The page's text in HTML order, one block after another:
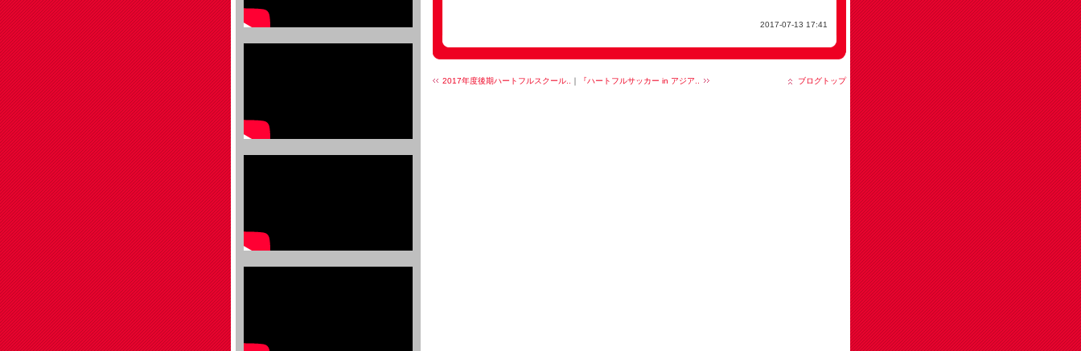
2017-07-13 17:41
2017年度後期ハートフルスクール.. ｜ 『ハートフルサッカー in アジア.. ブログトップ